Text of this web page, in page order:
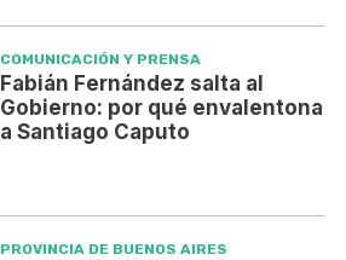
COMUNICACIÓN Y PRENSA
Fabián Fernández salta al
Gobierno: por qué envalentona
a Santiago Caputo
PROVINCIA DE BUENOS AIRES